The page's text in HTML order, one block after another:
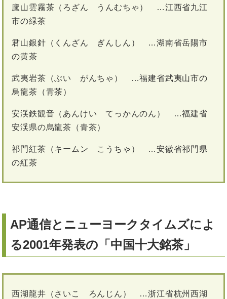
廬山雲霧茶（ろざん うんむちゃ） …江西省九江
市の緑茶
君山銀針（くんざん ぎんしん） …湖南省岳陽市
の黄茶
武夷岩茶（ぶい がんちゃ） …福建省武夷山市の
烏龍茶（青茶）
安渓鉄観音（あんけい てっかんのん） …福建省
安渓県の烏龍茶（青茶）
祁門紅茶（キームン こうちゃ） …安徽省祁門県
の紅茶
AP通信とニューヨークタイムズによ
る2001年発表の「中国十大銘茶」
西湖龍井（さいこ ろんじん） …浙江省杭州西湖